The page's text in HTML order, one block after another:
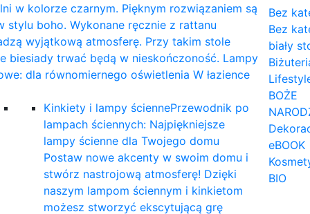
w kolorze czarnym. Pięknym rozwiązaniem są
stylu boho. Wykonane ręcznie z rattanu
wyjątkową atmosferę. Przy takim stole
biesiady trwać będą w nieskończoność. Lampy
dla równomiernego oświetlenia W łazience
Kinkiety i lampy ściennePrzewodnik po
lampach ściennych: Najpiękniejsze
lampy ścienne dla Twojego domu
Postaw nowe akcenty w swoim domu i
stwórz nastrojową atmosferę! Dzięki
naszym lampom ściennym i kinkietom
możesz stworzyć ekscytującą grę
Bez
Bez
biały
BOŻE
eBOOK
BIO